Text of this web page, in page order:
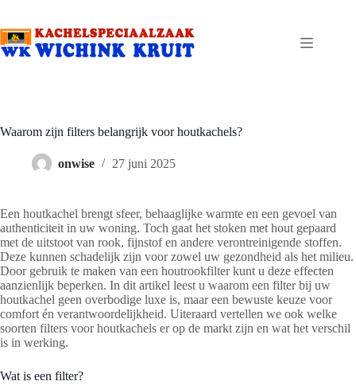
de
inhoud
Waarom zijn filters belangrijk voor houtkachels?
onwise 27 juni 2025
Een houtkachel brengt sfeer, behaaglijke warmte en een gevoel van
authenticiteit in uw woning. Toch gaat het stoken met hout gepaard
met de uitstoot van rook, fijnstof en andere verontreinigende stoffen.
Deze kunnen schadelijk zijn voor zowel uw gezondheid als het milieu.
Door gebruik te maken van een houtrookfilter kunt u deze effecten
aanzienlijk beperken. In dit artikel leest u waarom een filter bij uw
houtkachel geen overbodige luxe is, maar een bewuste keuze voor
comfort én verantwoordelijkheid. Uiteraard vertellen we ook welke
soorten filters voor houtkachels er op de markt zijn en wat het verschil
is in werking.
Wat is een filter?